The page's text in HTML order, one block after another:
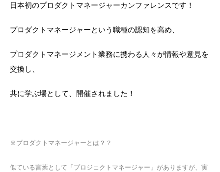
日本初のプロダクトマネージャーカンファレンスです！
プロダクトマネージャーという職種の認知を高め、
プロダクトマネージメント業務に携わる人々が情報や意見を
交換し、
共に学ぶ場として、開催されました！
※プロダクトマネージャーとは？？
似ている言葉として「プロジェクトマネージャー」がありますが、 実